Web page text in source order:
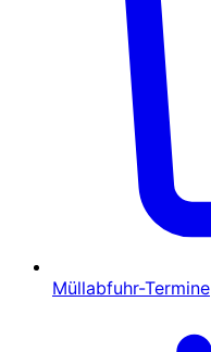
Müllabfuhr-Termine